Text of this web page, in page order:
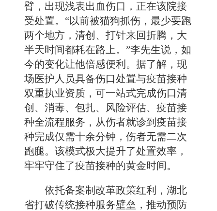
臂，出现浅表出血伤口，正在该院接
受处置。“以前被猫狗抓伤，最少要跑
两个地方，清创、打针来回折腾，大
半天时间都耗在路上。”李先生说，如
今的变化让他倍感便利。据了解，现
场医护人员具备伤口处置与疫苗接种
双重执业资质，可一站式完成伤口清
创、消毒、包扎、风险评估、疫苗接
种全流程服务，从伤者就诊到疫苗接
种完成仅需十余分钟，伤者无需二次
跑腿。该模式极大提升了处置效率，
牢牢守住了疫苗接种的黄金时间。
依托备案制改革政策红利，湖北
省打破传统接种服务壁垒，推动预防